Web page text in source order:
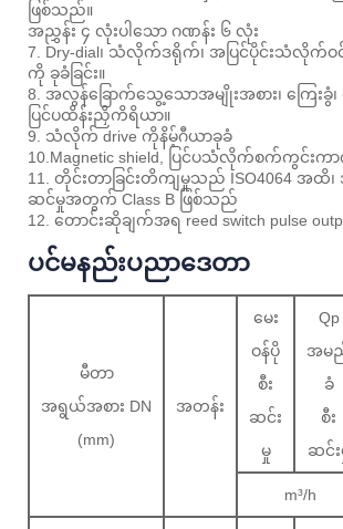
ဖြစ်သည်။
အညွှန်း ၄ လုံးပါသော ဂဏန်း ၆ လုံး
7. Dry-dial၊ သံလိုက်ဒရိုက်၊ အပြင်ပိုင်းသံလိုက်
ကို ခုခံခြင်း။
8. အလွန်ခြောက်သွေ့သောအမျိုးအစား၊ ကြေးခွံ
ပြင်ပထိန်းညှိကိရိယာ။
9. သံလိုက် drive ကိုနိမ့်ဂီယာခုခံ
10.Magnetic shield, ပြင်ပသံလိုက်စက်ကွင်း
11. တိုင်းတာခြင်းတိကျမှုသည် ISO4064 အ
ဆင်မှုအတွက် Class B ဖြစ်သည်
12. တောင်းဆိုချက်အရ reed switch pulse
ပင်မနည်းပညာဒေတာ
မီတာ
အရွယ်အစား DN
(mm)
အတန်း
မေး
ဝန်ပို
စီး
ဆင်း
မှု
Qp
အမ
ခံ
စီး
ဆင်း
m³/h